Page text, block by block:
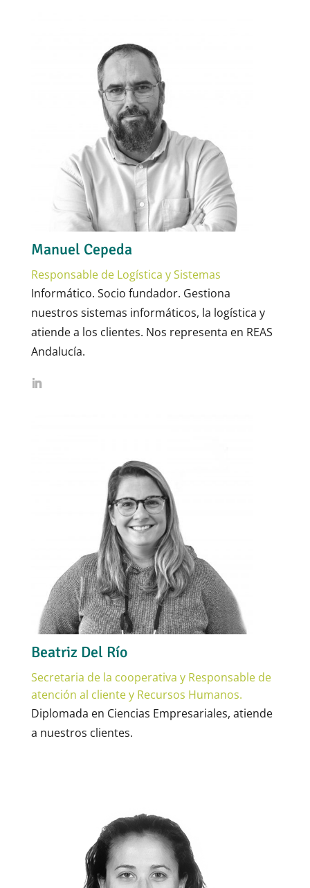
Manuel Cepeda
Responsable de Logística y Sistemas
Informático. Socio fundador. Gestiona
nuestros sistemas informáticos, la logística y
atiende a los clientes. Nos representa en REAS
Andalucía.
Beatriz Del Río
Secretaria de la cooperativa y Responsable de
atención al cliente y Recursos Humanos.
Diplomada en Ciencias Empresariales, atiende
a nuestros clientes.